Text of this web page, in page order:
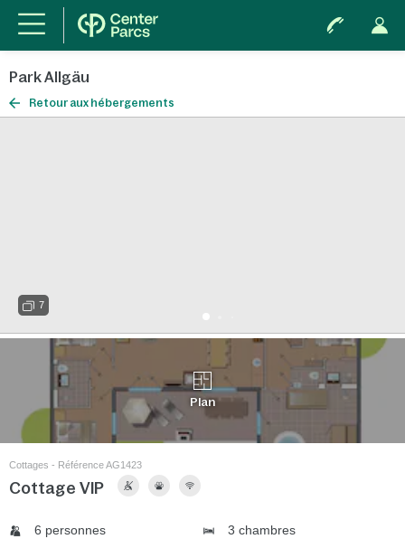
Park Allgäu
Retour aux hébergements
7
Plan
Cottages - Référence AG1423
Cottage VIP
6 personnes
3 chambres